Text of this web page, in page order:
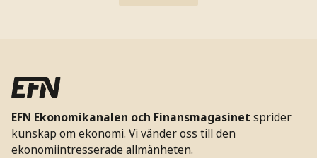
EFN Ekonomikanalen och Finansmagasinet sprider
kunskap om ekonomi. Vi vänder oss till den
ekonomiintresserade allmänheten.